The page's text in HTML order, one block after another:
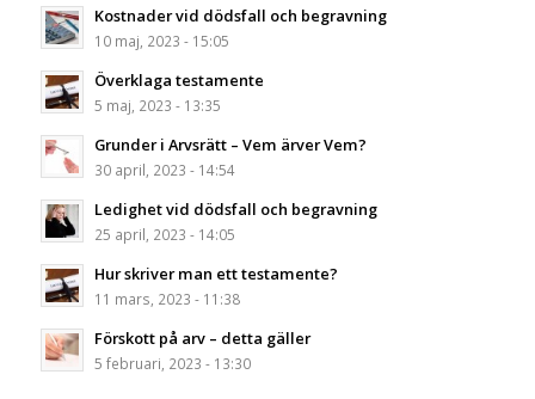
Kostnader vid dödsfall och begravning
10 maj, 2023 - 15:05
Överklaga testamente
5 maj, 2023 - 13:35
Grunder i Arvsrätt – Vem ärver Vem?
30 april, 2023 - 14:54
Ledighet vid dödsfall och begravning
25 april, 2023 - 14:05
Hur skriver man ett testamente?
11 mars, 2023 - 11:38
Förskott på arv – detta gäller
5 februari, 2023 - 13:30